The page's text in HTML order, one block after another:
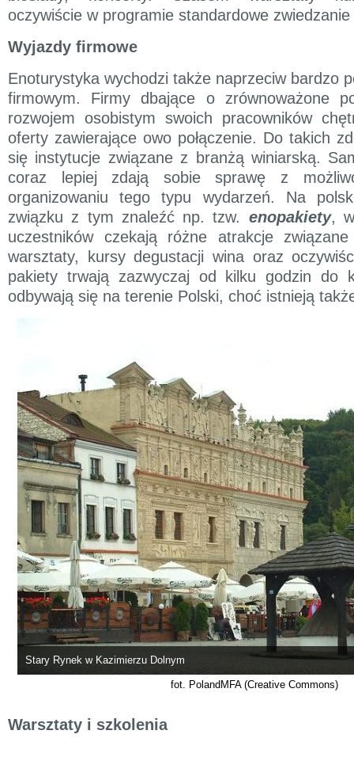
oczywiście w programie standardowe
Wyjazdy firmowe
Enoturystyka wychodzi także naprzeciw bardzo
firmowym. Firmy dbające o zrównoważone
rozwojem osobistym swoich pracowników
oferty zawierające owo połączenie. Do takich
się instytucje związane z branżą winiarską.
coraz lepiej zdają sobie sprawę z
organizowaniu tego typu wydarzeń. Na
związku z tym znaleźć np. tzw. enopakiety,
uczestników czekają różne atrakcje
warsztaty, kursy degustacji wina oraz
pakiety trwają zazwyczaj od kilku godzin do
odbywają się na terenie Polski, choć istnieją
Stary Rynek w Kazimierzu Dolnym
fot. PolandMFA (Creative Commons)
Warsztaty i szkolenia